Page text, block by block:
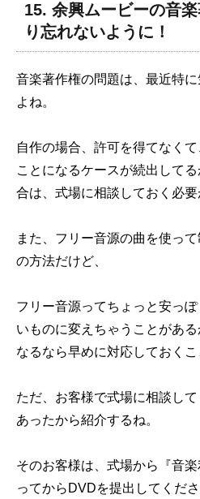
15. 余興ムービーの音
り忘れないように！
音楽著作権の問題は、最近特
よね。
自作の場合、許可を得てなく
ことになるケースが続出して
合は、式場に相談しておく必要
また、フリー音源の曲を使っ
の方法だけど、
フリー音源ってちょっと安っ
いものに変えちゃうことがあ
なるなら早めに対応しておくこ
ただ、お客様で式場に相談し
あったから紹介するね。
そのお客様は、式場から『音
ってからDVDを提出してくだ